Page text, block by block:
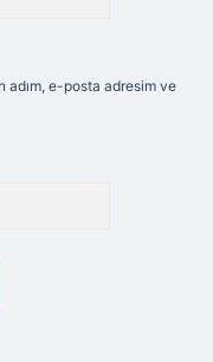
adım, e-posta adresim ve